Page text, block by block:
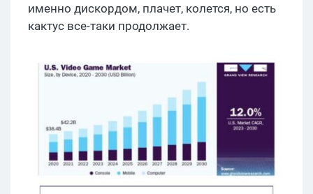
именно дискордом, плачет, колется, но есть
кактус все-таки продолжает.